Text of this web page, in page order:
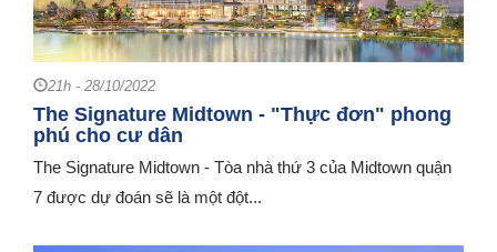
21h - 28/10/2022
The Signature Midtown - "Thực đơn" phong
phú cho cư dân
The Signature Midtown - Tòa nhà thứ 3 của Midtown quận
7 được dự đoán sẽ là một đột...